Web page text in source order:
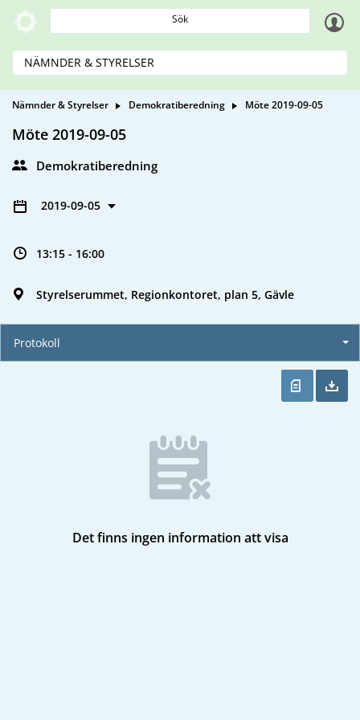
Sök
NÄMNDER & STYRELSER
Nämnder & Styrelser Demokratiberedning Möte 2019-09-05
Möte 2019-09-05
Demokratiberedning
2019-09-05
13:15 - 16:00
Styrelserummet, Regionkontoret, plan 5, Gävle
Protokoll
Det finns ingen information att visa